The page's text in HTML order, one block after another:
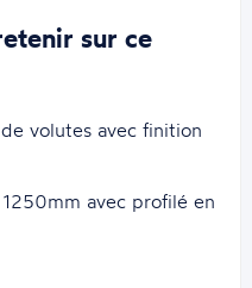
sur ce
volutes avec finition
avec profilé en